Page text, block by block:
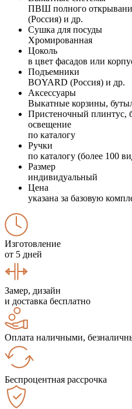
ПВШ полного
(Россия) и др.
Сушка для посуды
Хромированная
Цоколь
в цвет фасадов или
Подъемники
BOYARD (Россия) и др.
Аксессуары
Выкатные корзины,
Пристеночный плинтус,
освещение
по каталогу
Ручки
по каталогу (более 100
Размер
индивидуальный
Цена
указана за базовую
Изготовление
от 5 дней
Замер, дизайн
и доставка бесплатно
Оплата наличными,
Беспроцентная рассрочка